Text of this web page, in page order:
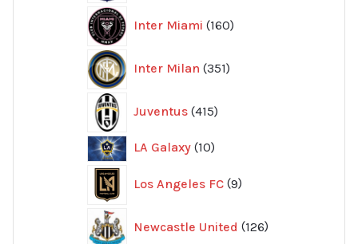
Inter Miami 160
produkter
Inter Milan 351
produkter
Juventus 415
produkter
LA Galaxy 1010
Los Angeles FC 9
produkter
Newcastle United 126
produkter